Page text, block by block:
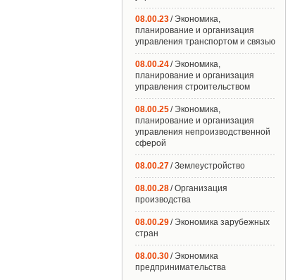
08.00.23/ Экономика,
планирование и организация
управления транспортом и связью
08.00.24/ Экономика,
планирование и организация
управления строительством
08.00.25/ Экономика,
планирование и организация
управления непроизводственной
сферой
08.00.27/ Землеустройство
08.00.28/ Организация
производства
08.00.29/ Экономика зарубежных
стран
08.00.30/ Экономика
предпринимательства